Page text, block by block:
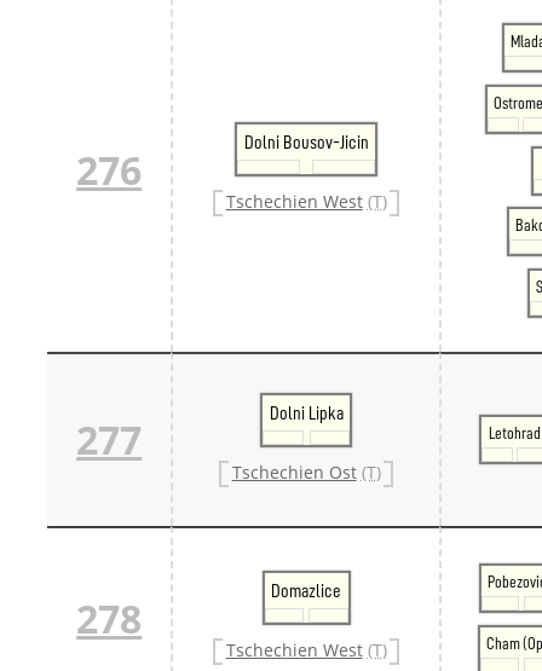
276
Dolni Bousov-Jicin
Tschechien West (T)
277
Dolni Lipka
Tschechien Ost (T)
Letohrad
278
Domazlice
Tschechien West (T) Cham